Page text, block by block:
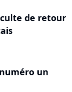
de retour
un